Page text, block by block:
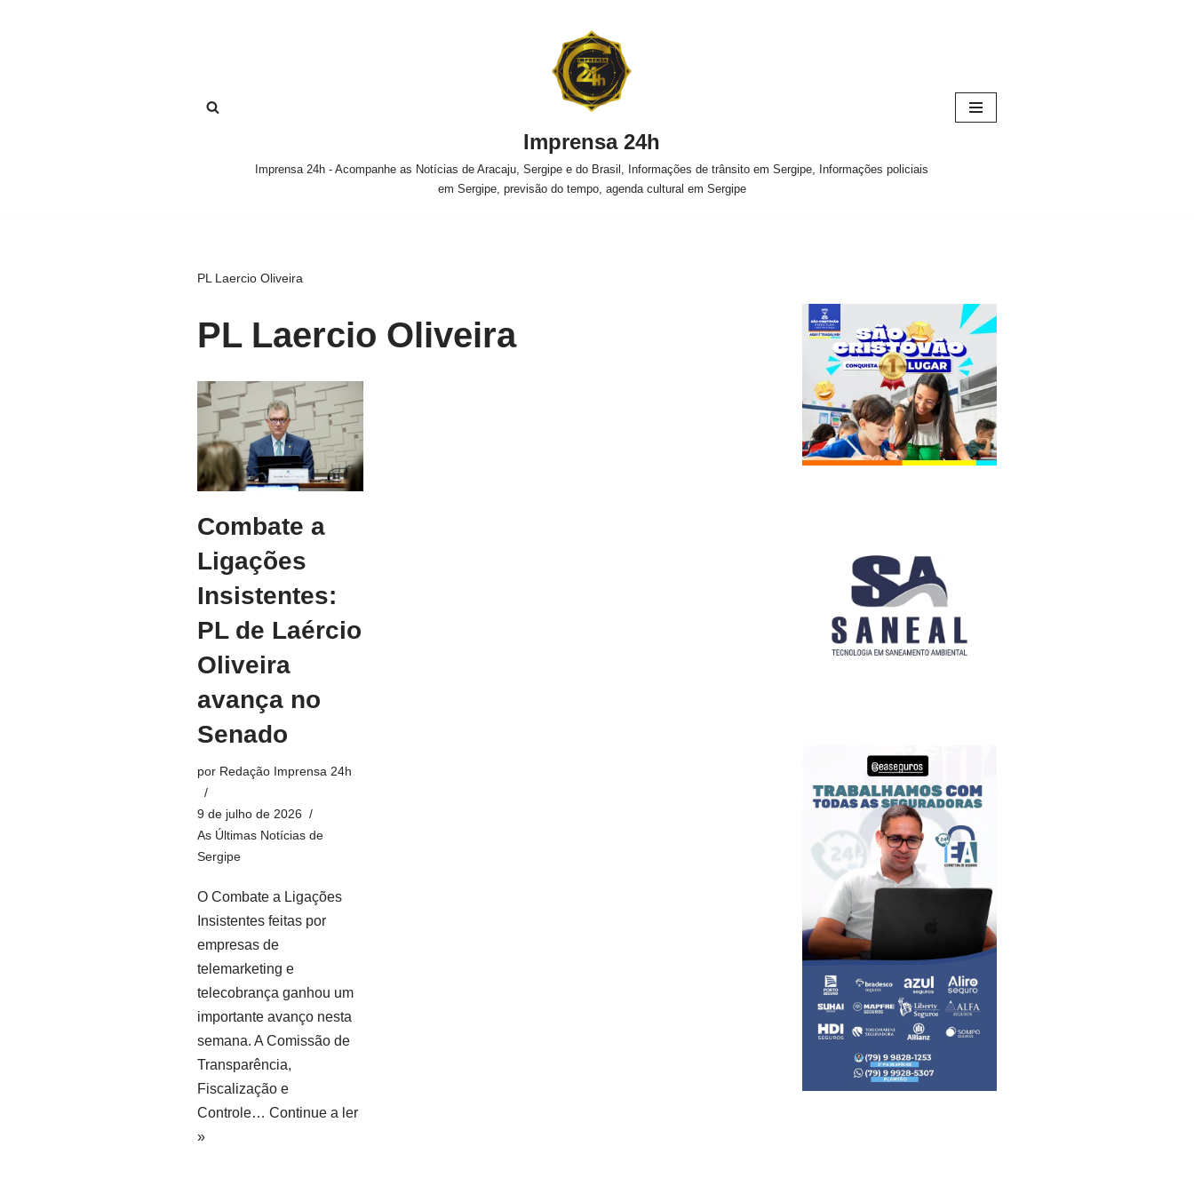
Imprensa 24h
Imprensa 24h - Acompanhe as Notícias de Aracaju, Sergipe e do Brasil, Informações de trânsito em Sergipe, Informações policiais
em Sergipe, previsão do tempo, agenda cultural em Sergipe
PL Laercio Oliveira
PL Laercio Oliveira
Combate a
Ligações
Insistentes:
PL de Laércio
Oliveira
avança no
Senado
por Redação Imprensa 24h
9 de julho de 2026
As Últimas Notícias de
Sergipe
O Combate a Ligações
Insistentes feitas por
empresas de
telemarketing e
telecobrança ganhou um
importante avanço nesta
semana. A Comissão de
Transparência,
Fiscalização e
Controle… Continue a ler
»